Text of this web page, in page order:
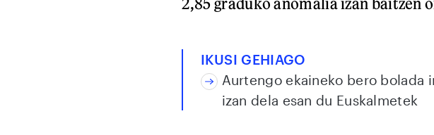
IKUSI GEHIAGO
Aurtengo ekaineko bero bolada
izan dela esan du Euskalmetek